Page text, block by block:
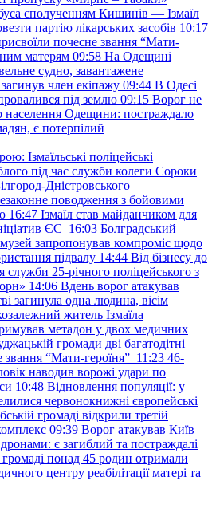
сполученням Кишинів — Ізмаїл
партію лікарських засобів 10:17
почесне звання “Мати-
матерям 09:58 На Одещині
судно, завантажене
член екіпажу 09:44 В Одесі
під землю 09:15 Ворог не
населення Одещини: постраждало
є потерпілий
Ізмаїльські поліцейські
під час служби колеги Сороки
Дністровського
поводження з бойовими
16:47 Ізмаїл став майданчиком для
ЄС 16:03 Болградський
запропонував компроміс щодо
підвалу 14:44 Від бізнесу до
служби 25-річного поліцейського з
14:06 Вдень ворог атакував
загинула одна людина, вісім
житель Ізмаїла
метадон у двох медичних
громади дві багатодітні
звання “Мати-героїня” 11:23 46-
наводив ворожі удари по
10:48 Відновлення популяції: у
червонокнижні європейські
громаді відкрили третій
09:39 Ворог атакував Київ
є загиблий та постраждалі
понад 45 родин отримали
центру реабілітації матері та